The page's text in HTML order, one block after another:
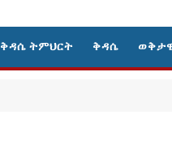
ቅዳሴ ትምህርት ቅዳሴ